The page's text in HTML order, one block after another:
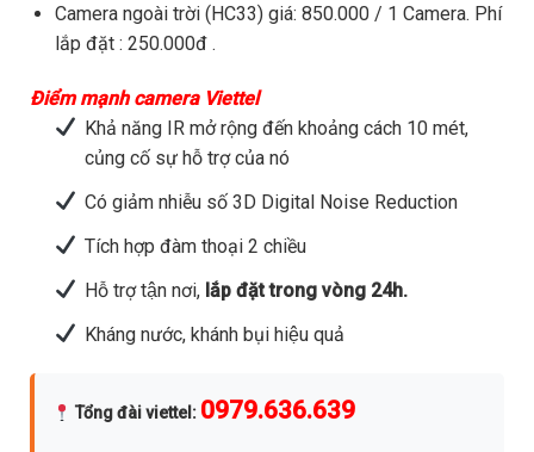
Camera ngoài trời (HC33) giá: 850.000 / 1 Camera. Phí
lắp đặt : 250.000đ .
Điểm mạnh camera Viettel
Khả năng IR mở rộng đến khoảng cách 10 mét,
củng cố sự hỗ trợ của nó
Có giảm nhiễu số 3D Digital Noise Reduction
Tích hợp đàm thoại 2 chiều
Hỗ trợ tận nơi,lắp đặt trong vòng 24h.
Kháng nước, khánh bụi hiệu quả
Tổng đài viettel : 0979.636.639